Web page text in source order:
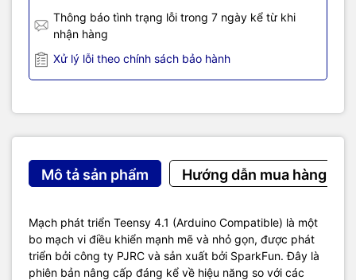
Thông báo tình trạng lỗi trong 7 ngày kể từ khi
nhận hàng
Xử lý lỗi theo chính sách bảo hành
Mô tả sản phẩm Hướng dẫn mua hàng
Mạch phát triển Teensy 4.1 (Arduino Compatible) là một
bo mạch vi điều khiển mạnh mẽ và nhỏ gọn, được phát
triển bởi công ty PJRC và sản xuất bởi SparkFun. Đây là
phiên bản nâng cấp đáng kể về hiệu năng so với các